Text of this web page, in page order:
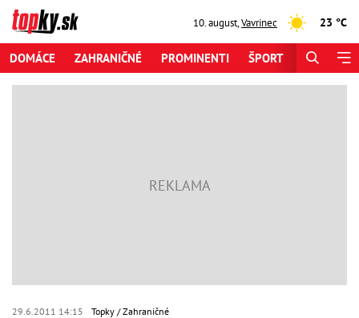
10. august,Vavrinec 23 °C
DOMÁCE ZAHRANIČNÉ PROMINENTI ŠPORT
29.6.2011 14:15 Topky Zahraničné